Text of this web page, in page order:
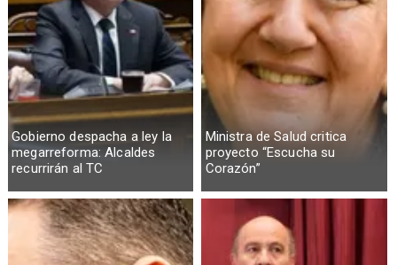
Gobierno despacha a ley la
megarreforma: Alcaldes
recurrirán al TC
Ministra de Salud critica
proyecto “Escucha su
Corazón”